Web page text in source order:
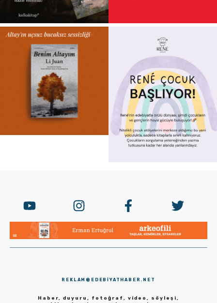
REKLAM@EDEBIYATHABER.NET
Haber, duyuru, fotoğraf, video, söyleşi,